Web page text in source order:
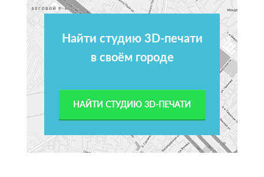
Найти студию 3D-печати
в своём городе
НАЙТИ СТУДИЮ 3D-ПЕЧАТИ